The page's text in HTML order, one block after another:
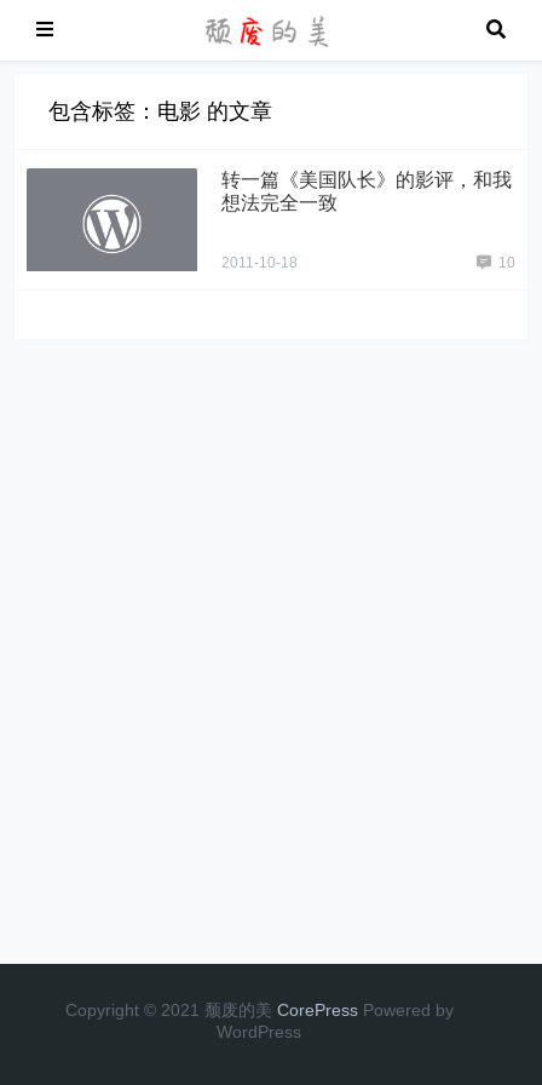
包含标签：电影 的文章
转一篇《美国队长》的影评，和我
想法完全一致
2011-10-18 10
Copyright © 2021 颓废的美 CorePress Powered by
WordPress